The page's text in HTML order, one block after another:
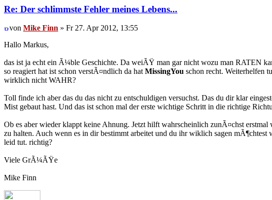
Re: Der schlimmste Fehler meines Lebens...
von Mike Finn » Fr 27. Apr 2012, 13:55
Hallo Markus,
das ist ja echt ein Ã¼ble Geschichte. Da weiÃŸ man gar nicht wozu man RATEN
so reagiert hat ist schon verstÃ¤ndlich da hat MissingYou schon recht. Weiterhelfen
wirklich nicht WAHR?
Toll finde ich aber das du das nicht zu entschuldigen versuchst. Das du dir klar
Mist gebaut hast. Und das ist schon mal der erste wichtige Schritt in die richtige
Ob es aber wieder klappt keine Ahnung. Jetzt hilft wahrscheinlich zunÃ¤chst erstmal
zu halten. Auch wenn es in dir bestimmt arbeitet und du ihr wiklich sagen mÃ¶chtest
leid tut. richtig?
Viele GrÃ¼ÃŸe
Mike Finn